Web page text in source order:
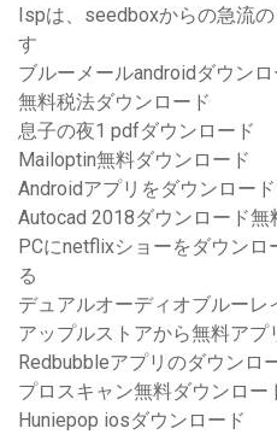
Ispは、seedboxからの急流
す
ブルーメールandroidダウン
無料税法ダウンロード
息子の夜1 pdfダウンロード
Mailoptin無料ダウンロード
Androidアプリをダウンロー
Autocad 2018ダウンロード無
PCにnetflixショーをダウン
る
デュアルオーディオブルーレ
アップルストアから無料アプ
Redbubbleアプリのダウンロ
プロスキャン無料ダウンロー
Huniepop iosダウンロード